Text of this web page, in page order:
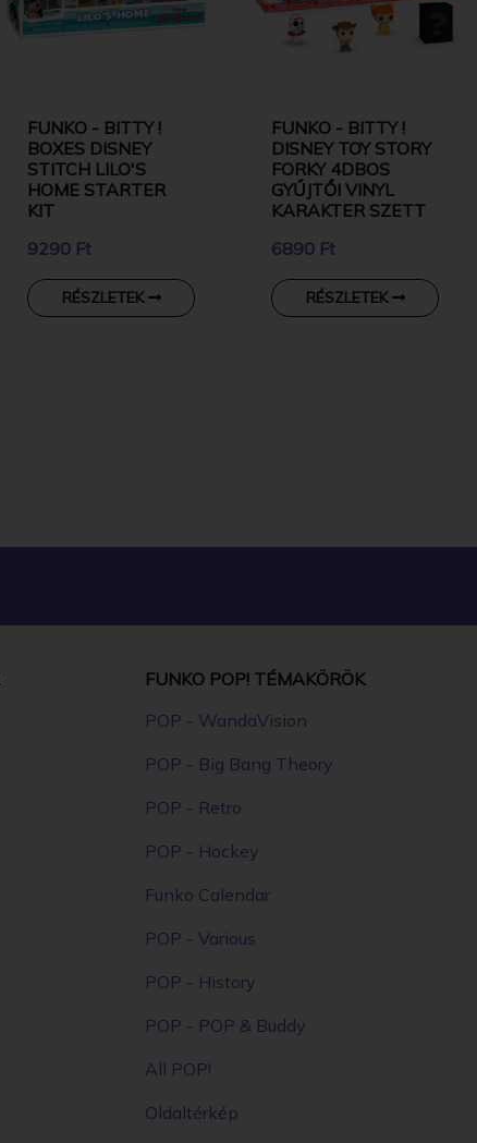
FUNKO - BITTY !
BOXES DISNEY
STITCH LILO'S
HOME STARTER
KIT
9290 Ft
RÉSZLETEK
FUNKO - BITTY !
DISNEY TOY STORY
FORKY 4DBOS
GYŰJTŐI VINYL
KARAKTER SZETT
6890 Ft
RÉSZLETEK
FUNKO POP! TÉMAKÖRÖK
POP - WandaVision
POP - Big Bang Theory
POP - Retro
POP - Hockey
Funko Calendar
POP - Various
POP - History
POP - POP & Buddy
All POP!
Oldaltérkép